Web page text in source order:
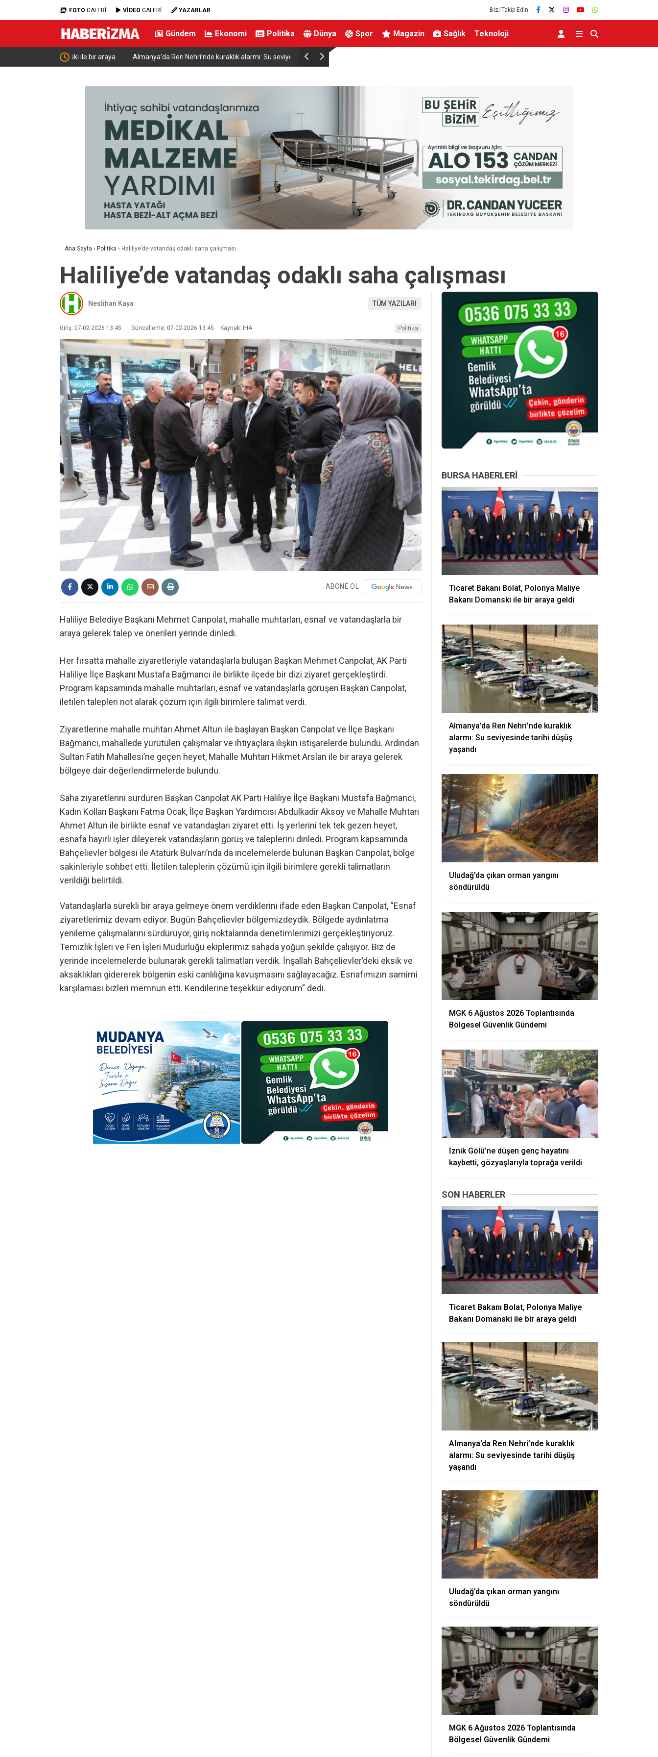
FOTO GALERİ VİDEO GALERİ YAZARLAR Bizi Takip Edin
Gündem Ekonomi Politika Dünya Spor Magazin Sağlık Teknoloji
Almanya’da Ren Nehri’nde kuraklık alarmı: Su seviyesinde tarihi düşüş Uludağ’da çıkan orman yangını söndürüldü
Ana Sayfa › Politika › Haliliye’de vatandaş odaklı saha çalışması
Haliliye’de vatandaş odaklı saha çalışması
Neslihan Kaya TÜM YAZILARI
Giriş: 07-02-2026 13:45 Güncelleme: 07-02-2026 13:45 Kaynak: İHA Politika
ABONE OL
Haliliye Belediye Başkanı Mehmet Canpolat, mahalle muhtarları, esnaf ve vatandaşlarla bir
araya gelerek talep ve önerileri yerinde dinledi.
Her fırsatta mahalle ziyaretleriyle vatandaşlarla buluşan Başkan Mehmet Canpolat, AK Parti
Haliliye İlçe Başkanı Mustafa Bağmancı ile birlikte ilçede bir dizi ziyaret gerçekleştirdi.
Program kapsamında mahalle muhtarları, esnaf ve vatandaşlarla görüşen Başkan Canpolat,
iletilen talepleri not alarak çözüm için ilgili birimlere talimat verdi.
Ziyaretlerine mahalle muhtarı Ahmet Altun ile başlayan Başkan Canpolat ve İlçe Başkanı
Bağmancı, mahallede yürütülen çalışmalar ve ihtiyaçlara ilişkin istişarelerde bulundu. Ardından
Sultan Fatih Mahallesi’ne geçen heyet, Mahalle Muhtarı Hikmet Arslan ile bir araya gelerek
bölgeye dair değerlendirmelerde bulundu.
Saha ziyaretlerini sürdüren Başkan Canpolat AK Parti Haliliye İlçe Başkanı Mustafa Bağmancı,
Kadın Kolları Başkanı Fatma Ocak, İlçe Başkan Yardımcısı Abdulkadir Aksoy ve Mahalle Muhtarı
Ahmet Altun ile birlikte esnaf ve vatandaşları ziyaret etti. İş yerlerini tek tek gezen heyet,
esnafa hayırlı işler dileyerek vatandaşların görüş ve taleplerini dinledi. Program kapsamında
Bahçelievler bölgesi ile Atatürk Bulvarı’nda da incelemelerde bulunan Başkan Canpolat, bölge
sakinleriyle sohbet etti. İletilen taleplerin çözümü için ilgili birimlere gerekli talimatların
verildiği belirtildi.
Vatandaşlarla sürekli bir araya gelmeye önem verdiklerini ifade eden Başkan Canpolat, “Esnaf
ziyaretlerimiz devam ediyor. Bugün Bahçelievler bölgemizdeydik. Bölgede aydınlatma
yenileme çalışmalarını sürdürüyor, giriş noktalarında denetimlerimizi gerçekleştiriyoruz.
Temizlik İşleri ve Fen İşleri Müdürlüğü ekiplerimiz sahada yoğun şekilde çalışıyor. Biz de
yerinde incelemelerde bulunarak gerekli talimatları verdik. İnşallah Bahçelievler’deki eksik ve
aksaklıkları gidererek bölgenin eski canlılığına kavuşmasını sağlayacağız. Esnafımızın samimi
karşılaması bizleri memnun etti. Kendilerine teşekkür ediyorum” dedi.
BURSA HABERLERI
Ticaret Bakanı Bolat, Polonya Maliye
Bakanı Domanski ile bir araya geldi
Almanya’da Ren Nehri’nde kuraklık
alarmı: Su seviyesinde tarihi düşüş
yaşandı
Uludağ’da çıkan orman yangını
söndürüldü
MGK 6 Ağustos 2026 Toplantısında
Bölgesel Güvenlik Gündemi
İznik Gölü’ne düşen genç hayatını
kaybetti, gözyaşlarıyla toprağa verildi
SON HABERLER
Ticaret Bakanı Bolat, Polonya Maliye
Bakanı Domanski ile bir araya geldi
Almanya’da Ren Nehri’nde kuraklık
alarmı: Su seviyesinde tarihi düşüş
yaşandı
Uludağ’da çıkan orman yangını
söndürüldü
MGK 6 Ağustos 2026 Toplantısında
Bölgesel Güvenlik Gündemi